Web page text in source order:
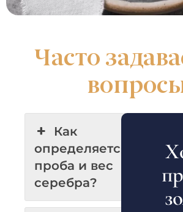
Часто
Как
определяется
проба и вес
серебра?